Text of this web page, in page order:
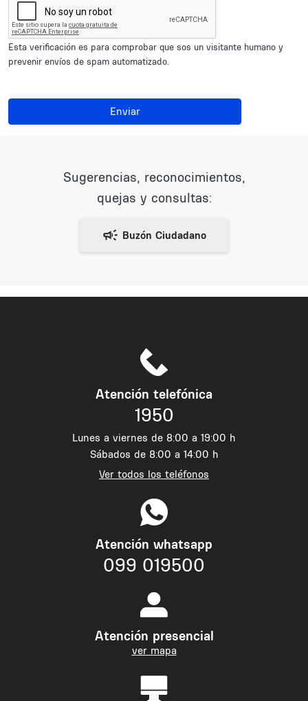
Esta verificación es para comprobar que sos un visitante humano y
prevenir envíos de spam automatizado.
Enviar
Sugerencias, reconocimientos,
quejas y consultas:
Atención telefónica
1950
Lunes a viernes de 8:00 a 19:00 h
Sábados de 8:00 a 14:00 h
Ver todos los teléfonos
Atención whatsapp
099 019500
Atención presencial
ver mapa